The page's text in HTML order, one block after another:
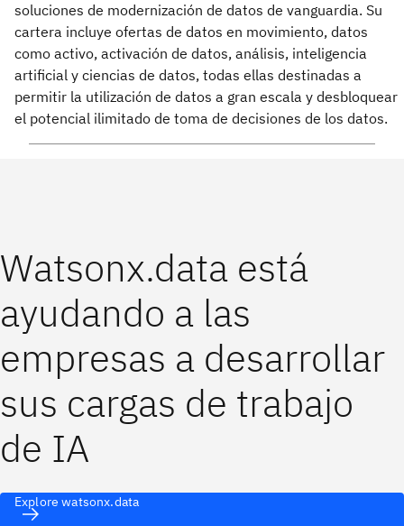
soluciones de modernización de datos de vanguardia. Su
cartera incluye ofertas de datos en movimiento, datos
como activo, activación de datos, análisis, inteligencia
artificial y ciencias de datos, todas ellas destinadas a
permitir la utilización de datos a gran escala y desbloquear
el potencial ilimitado de toma de decisiones de los datos.
Watsonx.data está
ayudando a las
empresas a desarrollar
sus cargas de trabajo
de IA
Explore watsonx.data